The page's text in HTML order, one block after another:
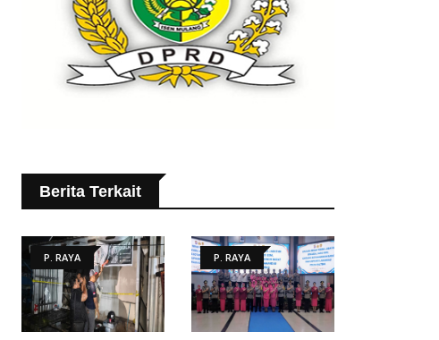
Berita Terkait
P. RAYA P. RAYA